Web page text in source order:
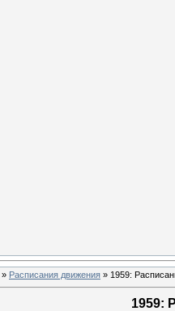
» Расписания движения » 1959:
1959: